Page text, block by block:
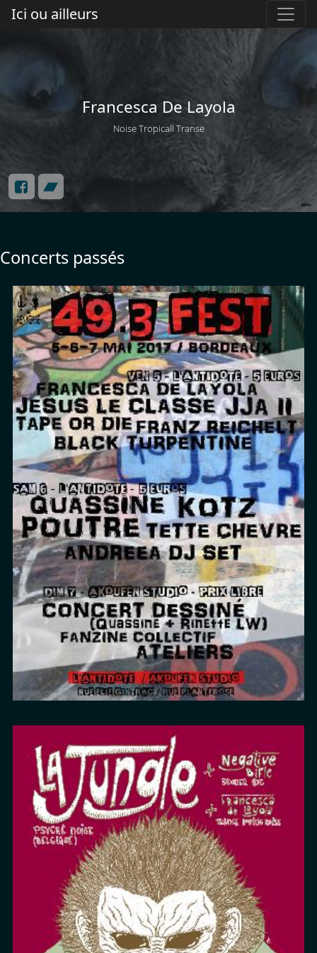
Ici ou ailleurs
Francesca De Layola
Noise Tropicall Transe
Concerts passés